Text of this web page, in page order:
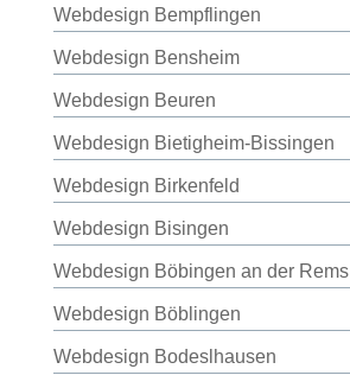
Webdesign Bempflingen
Webdesign Bensheim
Webdesign Beuren
Webdesign Bietigheim-Bissingen
Webdesign Birkenfeld
Webdesign Bisingen
Webdesign Böbingen an der Rems
Webdesign Böblingen
Webdesign Bodeslhausen